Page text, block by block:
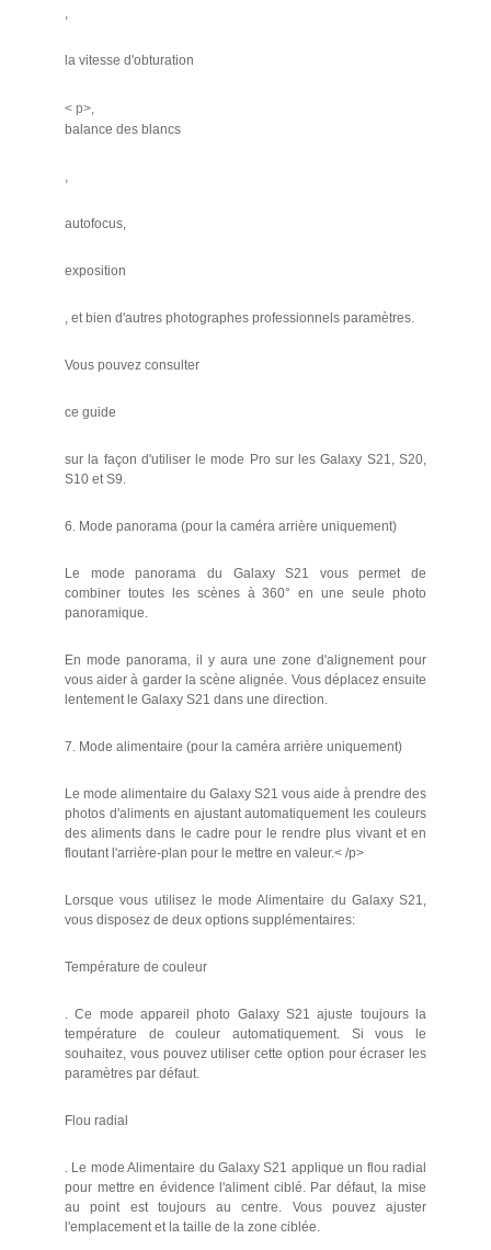
,
la vitesse d'obturation
< p>,
balance des blancs
,
autofocus,
exposition
, et bien d'autres photographes professionnels paramètres.
Vous pouvez consulter
ce guide
sur la façon d'utiliser le mode Pro sur les Galaxy S21, S20,
S10 et S9.
6. Mode panorama (pour la caméra arrière uniquement)
Le mode panorama du Galaxy S21 vous permet de
combiner toutes les scènes à 360° en une seule photo
panoramique.
En mode panorama, il y aura une zone d'alignement pour
vous aider à garder la scène alignée. Vous déplacez ensuite
lentement le Galaxy S21 dans une direction.
7. Mode alimentaire (pour la caméra arrière uniquement)
Le mode alimentaire du Galaxy S21 vous aide à prendre des
photos d'aliments en ajustant automatiquement les couleurs
des aliments dans le cadre pour le rendre plus vivant et en
floutant l'arrière-plan pour le mettre en valeur.< /p>
Lorsque vous utilisez le mode Alimentaire du Galaxy S21,
vous disposez de deux options supplémentaires:
Température de couleur
. Ce mode appareil photo Galaxy S21 ajuste toujours la
température de couleur automatiquement. Si vous le
souhaitez, vous pouvez utiliser cette option pour écraser les
paramètres par défaut.
Flou radial
. Le mode Alimentaire du Galaxy S21 applique un flou radial
pour mettre en évidence l'aliment ciblé. Par défaut, la mise
au point est toujours au centre. Vous pouvez ajuster
l'emplacement et la taille de la zone ciblée.